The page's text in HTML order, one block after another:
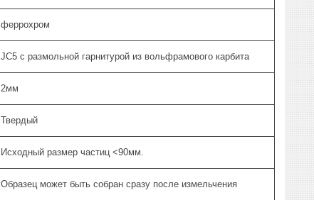
феррохром
JC5 с размольной гарнитурой из вольфрамового карбита
2мм
Твердый
Исходный размер частиц <90мм.
Образец может быть собран сразу после измельчения